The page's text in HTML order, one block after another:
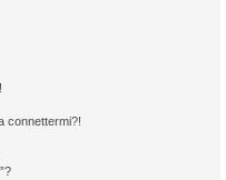
connettermi?!